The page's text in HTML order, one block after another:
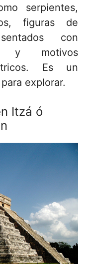
serpientes,
figuras de
con
y motivos
Es un
explorar.
Itzá ó